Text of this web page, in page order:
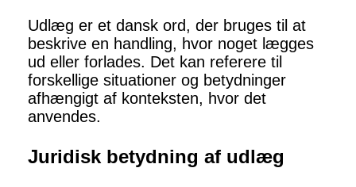
Udlæg er et dansk ord, der bruges til at
beskrive en handling, hvor noget lægges
ud eller forlades. Det kan referere til
forskellige situationer og betydninger
afhængigt af konteksten, hvor det
anvendes.
Juridisk betydning af udlæg